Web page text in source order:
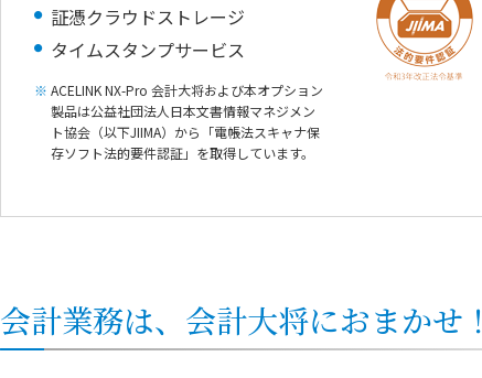
証憑クラウドストレージ
タイムスタンプサービス
ACELINK NX-Pro 会計大将および本オプション
製品は公益社団法人日本文書情報マネジメン
ト協会（以下JIIMA）から「電帳法スキャナ保
存ソフト法的要件認証」を取得しています。
会計業務は、会計大将におまかせ！